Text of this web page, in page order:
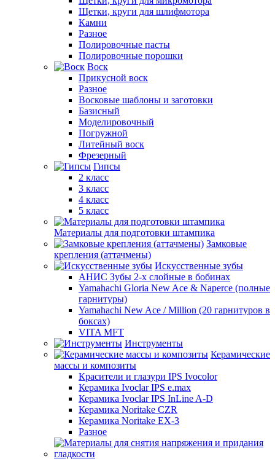
Щетки, круги для шлифмотора
Камни
Разное
Полировочные пасты
Полировочные порошки
Воск
Прикусной воск
Разное
Восковые шаблоны и заготовки
Базисный
Моделировочный
Погружной
Литейный воск
Фрезерный
Гипсы
2 класс
3 класс
4 класс
5 класс
Материалы для подготовки штампика
Замковые
крепления (аттачмены)
Искусственные зубы
АНИС Зубы 2-х слойные в бобинах
Yamahachi Gloria New Ace & Naperce (полные
гарнитуры)
Yamahachi New Ace / Million (20 гарнитуров в
боксах)
VITA MFT
Инструменты
Керамические
массы и композиты
Красители и глазури IPS Ivocolor
Керамика Ivoclar IPS e.max
Керамика Ivoclar IPS InLine A-D
Керамика Noritake CZR
Керамика Noritake EX-3
Разное